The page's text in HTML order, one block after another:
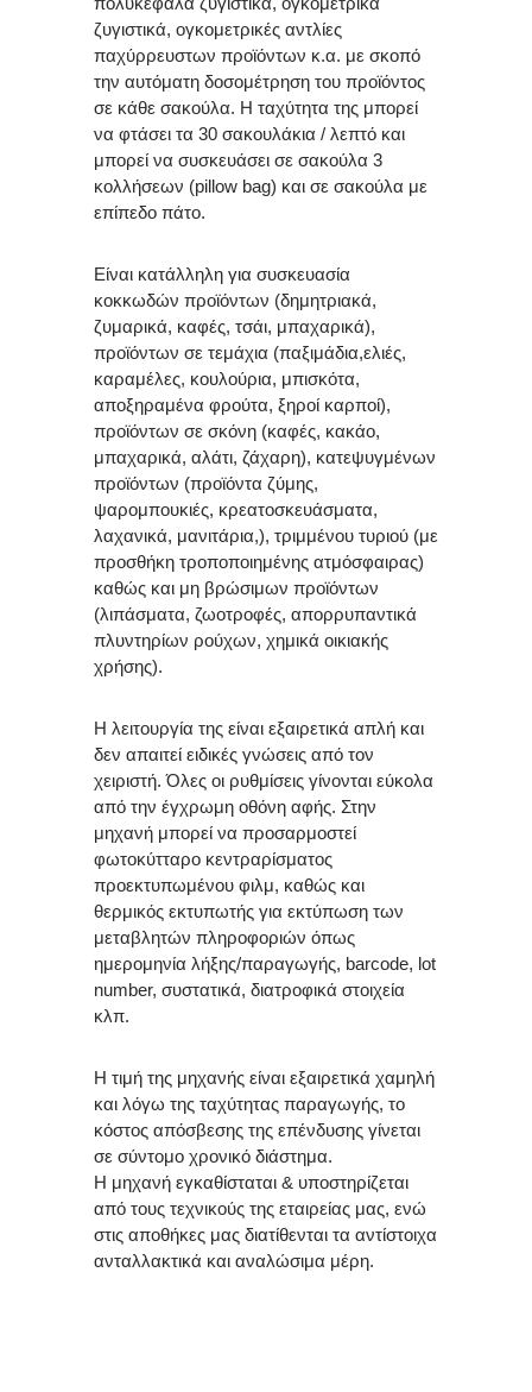
ζυγιστικά, ογκομετρικές αντλίες
παχύρρευστων προϊόντων κ.α. με σκοπό
την αυτόματη δοσομέτρηση του προϊόντος
σε κάθε σακούλα. Η ταχύτητα της μπορεί
να φτάσει τα 30 σακουλάκια / λεπτό και
μπορεί να συσκευάσει σε σακούλα 3
κολλήσεων (pillow bag) και σε σακούλα με
επίπεδο πάτο.
Είναι κατάλληλη για συσκευασία
κοκκωδών προϊόντων (δημητριακά,
ζυμαρικά, καφές, τσάι, μπαχαρικά),
προϊόντων σε τεμάχια (παξιμάδια,ελιές,
καραμέλες, κουλούρια, μπισκότα,
αποξηραμένα φρούτα, ξηροί καρποί),
προϊόντων σε σκόνη (καφές, κακάο,
μπαχαρικά, αλάτι, ζάχαρη), κατεψυγμένων
προϊόντων (προϊόντα ζύμης,
ψαρομπουκιές, κρεατοσκευάσματα,
λαχανικά, μανιτάρια,), τριμμένου τυριού (με
προσθήκη τροποποιημένης ατμόσφαιρας)
καθώς και μη βρώσιμων προϊόντων
(λιπάσματα, ζωοτροφές, απορρυπαντικά
πλυντηρίων ρούχων, χημικά οικιακής
χρήσης).
Η λειτουργία της είναι εξαιρετικά απλή και
δεν απαιτεί ειδικές γνώσεις από τον
χειριστή. Όλες οι ρυθμίσεις γίνονται εύκολα
από την έγχρωμη οθόνη αφής. Στην
μηχανή μπορεί να προσαρμοστεί
φωτοκύτταρο κεντραρίσματος
προεκτυπωμένου φιλμ, καθώς και
θερμικός εκτυπωτής για εκτύπωση των
μεταβλητών πληροφοριών όπως
ημερομηνία λήξης/παραγωγής, barcode, lot
number, συστατικά, διατροφικά στοιχεία
κλπ.
Η τιμή της μηχανής είναι εξαιρετικά χαμηλή
και λόγω της ταχύτητας παραγωγής, το
κόστος απόσβεσης της επένδυσης γίνεται
σε σύντομο χρονικό διάστημα.
Η μηχανή εγκαθίσταται & υποστηρίζεται
από τους τεχνικούς της εταιρείας μας, ενώ
στις αποθήκες μας διατίθενται τα αντίστοιχα
ανταλλακτικά και αναλώσιμα μέρη.